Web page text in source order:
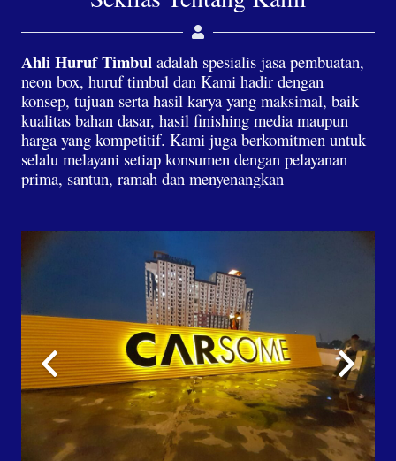
Ahli Huruf Timbul adalah spesialis jasa pembuatan,
neon box, huruf timbul dan Kami hadir dengan
konsep, tujuan serta hasil karya yang maksimal, baik
kualitas bahan dasar, hasil finishing media maupun
harga yang kompetitif. Kami juga berkomitmen untuk
selalu melayani setiap konsumen dengan pelayanan
prima, santun, ramah dan menyenangkan